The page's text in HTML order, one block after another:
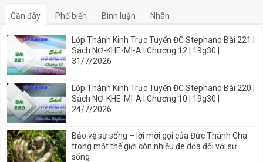
Gần đây Phổ biến Bình luận Nhãn
Lớp Thánh Kinh Trực Tuyến ĐC Stephano Bài 221 |
Sách NƠ-KHE-MI-A I Chương 12 | 19g30 |
31/7/2026
Lớp Thánh Kinh Trực Tuyến ĐC Stephano Bài 220 |
Sách NƠ-KHE-MI-A I Chương 10 | 19g30 |
24/7/2026
Bảo vệ sự sống – lời mời gọi của Đức Thánh Cha
trong một thế giới còn nhiều đe dọa đối với sự
sống